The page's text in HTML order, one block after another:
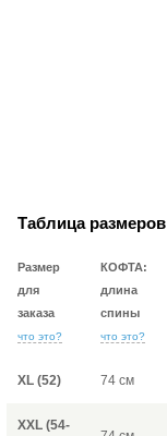
Таблица размеров
Размер
для
заказа
что это?
КОФТА:
длина
спины
что это?
XL (52) 74 см
XXL (54-